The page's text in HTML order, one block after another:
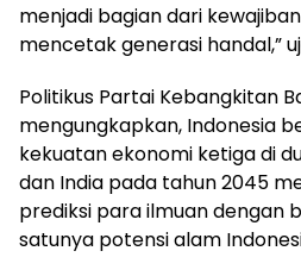
menjadi bagian dari
mencetak generasi handal,”
Politikus Partai Kebangkitan
mengungkapkan, Indonesia
kekuatan ekonomi ketiga di
dan India pada tahun 2045
prediksi para ilmuan dengan
satunya potensi alam